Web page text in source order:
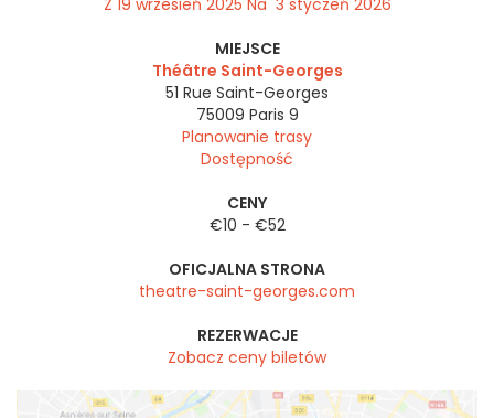
MIEJSCE
Théâtre Saint-Georges
51 Rue Saint-Georges
75009 Paris 9
Planowanie trasy
Dostępność
CENY
€10 - €52
OFICJALNA STRONA
theatre-saint-georges.com
REZERWACJE
Zobacz ceny biletów